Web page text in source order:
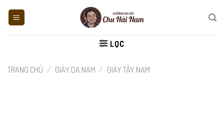
LỌC
TRANG CHỦ / GIÀY DA NAM / GIÀY TÂY NAM